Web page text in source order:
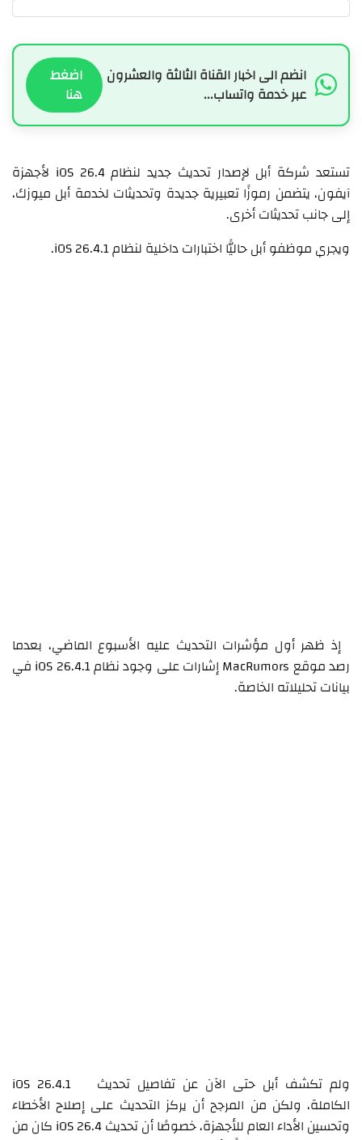
انضم الى اخبار القناة الثالثة والعشرون
عبر خدمة واتساب...
اضغط
هنا
تستعد شركة أبل لإصدار تحديث جديد لنظام iOS 26.4 لأجهزة
آيفون، يتضمن رموزًا تعبيرية جديدة وتحديثات لخدمة أبل ميوزك،
إلى جانب تحديثات أخرى.
ويجري موظفو أبل حاليًّا اختبارات داخلية لنظام iOS 26.4.1.
إذ ظهر أول مؤشرات التحديث عليه الأسبوع الماضي، بعدما
رصد موقع MacRumors إشارات على وجود نظام iOS 26.4.1 في
بيانات تحليلاته الخاصة.
ولم تكشف أبل حتى الآن عن تفاصيل تحديث iOS 26.4.1
الكاملة، ولكن من المرجح أن يركز التحديث على إصلاح الأخطاء
وتحسين الأداء العام للأجهزة، خصوصًا أن تحديث iOS 26.4 كان من